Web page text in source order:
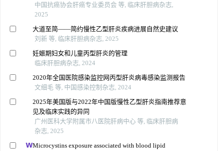
中国抗癌协会肝癌专业委员会 等, 临床肝胆病杂志,
2025
大道至简——简约慢性乙型肝炎疾病进展自然史建议
刘新 等, 临床肝胆病杂志, 2025
妊娠期妇女和儿童丙型肝炎的管理
临床肝胆病杂志, 2024
2020年全国医院感染监控网丙型肝炎病毒感染监测报告
文细毛 等, 中国感染控制杂志, 2024
2025年美国版与2022年中国版慢性乙型肝炎指南推荐意
见及临床实践的异同
广州医科大学附属市八医院肝病中心 等, 临床肝胆病
杂志, 2025
Microcystins exposure associated with blood lipid